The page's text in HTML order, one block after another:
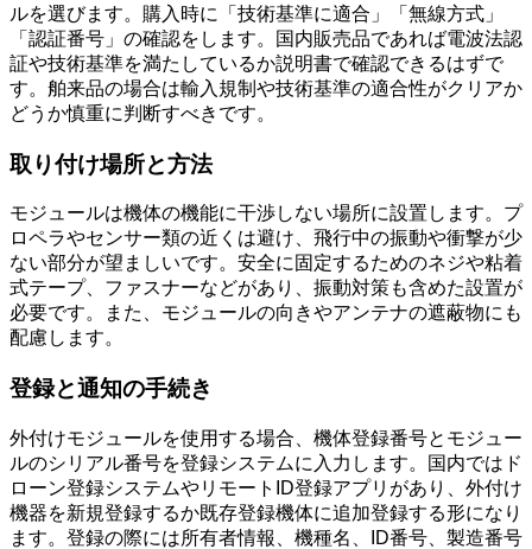
ルを選びます。購入時に「技術基準に適合」「無線方式」
「認証番号」の確認をします。国内販売品であれば電波法認
証や技術基準を満たしているか説明書で確認できるはずで
す。舶来品の場合は輸入規制や技術基準の適合性がクリアか
どうか慎重に判断すべきです。
取り付け場所と方法
モジュールは機体の機能に干渉しない場所に設置します。プ
ロペラやセンサー類の近くは避け、飛行中の振動や衝撃が少
ない部分が望ましいです。安全に固定するためのネジや粘着
式テープ、ファスナーなどがあり、振動対策も含めた設置が
必要です。また、モジュールの向きやアンテナの遮蔽物にも
配慮します。
登録と通知の手続き
外付けモジュールを使用する場合、機体登録番号とモジュー
ルのシリアル番号を登録システムに入力します。国内ではド
ローン登録システムやリモートID登録アプリがあり、外付け
機器を新規登録するか既存登録機体に追加登録する形になり
ます。登録の際には所有者情報、機種名、ID番号、製造番号